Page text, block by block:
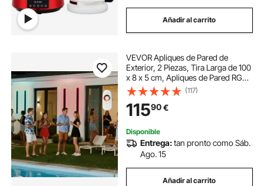
Añadir al carrito
VEVOR Apliques de Pared de
Exterior, 2 Piezas, Tira Larga de 100
x 8 x 5 cm, Apliques de Pared RGB
Modernos, Ajustable 2700 K-6000
K, IP65 Resistente al Agua,
Antioxidante, para Patio, Casa,
Porche
(117)
11590€
Disponible
Entrega:tan pronto como Sáb.
Ago. 15
Añadir al carrito